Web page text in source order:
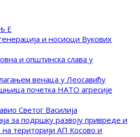
Е
и носиоци Вукових
и општинска слава у
венаца у Леосавићу
почетка НАТО агресије
Светог Василија
за подршку развоју привреде и
територији АП Косово и